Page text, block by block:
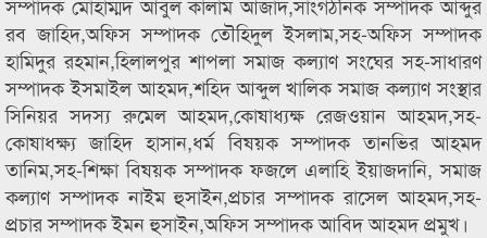
রব জাহিদ,অফিস সম্পাদক তৌহিদুল ইসলাম,সহ-অফিস সম্পাদক
হামিদুর রহমান,হিলালপুর শাপলা সমাজ কল্যাণ সংঘের সহ-সাধারণ
সম্পাদক ইসমাইল আহমদ,শহিদ আব্দুল খালিক সমাজ কল্যাণ সংস্থার
সিনিয়র সদস্য রুমেল আহমদ,কোষাধ্যক্ষ রেজওয়ান আহমদ,সহ-
কোষাধক্ষ্য জাহিদ হাসান,ধর্ম বিষয়ক সম্পাদক তানভির আহমদ
তানিম,সহ-শিক্ষা বিষয়ক সম্পাদক ফজলে এলাহি ইয়াজদানি, সমাজ
কল্যাণ সম্পাদক নাইম হুসাইন,প্রচার সম্পাদক রাসেল আহমদ,সহ-
প্রচার সম্পাদক ইমন হুসাইন,অফিস সম্পাদক আবিদ আহমদ প্রমুখ।